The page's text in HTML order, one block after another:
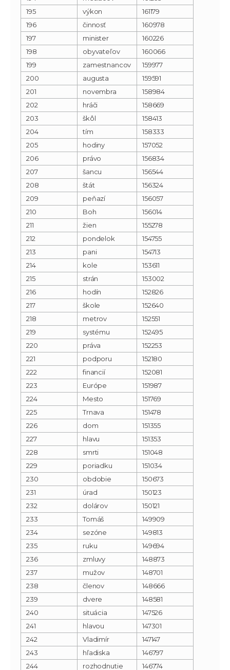
195
výkon
161179
196
činnosť
160978
197
minister
160226
198
obyvateľov
160066
199
zamestnancov
159977
200
augusta
159591
201
novembra
158984
202
hráči
158669
203
škôl
158413
204
tím
158333
205
hodiny
157052
206
právo
156834
207
šancu
156544
208
štát
156324
209
peňazí
156057
210
Boh
156014
211
žien
155278
212
pondelok
154755
213
pani
154713
214
kole
153611
215
strán
153002
216
hodín
152826
217
škole
152640
218
metrov
152551
219
systému
152495
220
práva
152253
221
podporu
152180
222
financií
152081
223
Európe
151987
224
Mesto
151769
225
Trnava
151478
226
dom
151355
227
hlavu
151353
228
smrti
151048
229
poriadku
151034
230
obdobie
150673
231
úrad
150123
232
dolárov
150121
233
Tomáš
149909
234
sezóne
149813
235
ruku
149694
236
zmluvy
148873
237
mužov
148701
238
členov
148666
239
dvere
148581
240
situácia
147526
241
hlavou
147301
242
Vladimír
147147
243
hľadiska
146797
244
rozhodnutie
146774